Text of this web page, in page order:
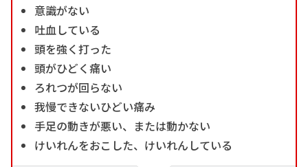
意識がない
吐血している
頭を強く打った
頭がひどく痛い
ろれつが回らない
我慢できないひどい痛み
手足の動きが悪い、または動かない
けいれんをおこした、けいれんしている